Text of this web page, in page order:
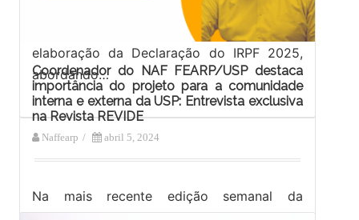
Prof. Alexandre Benassi, que apresentará
orientações técnicas essenciais para a
elaboração da Declaração do IRPF 2025,
abordando…
Coordenador do NAF FEARP/USP destaca
importância do projeto para a comunidade
interna e externa da USP: Entrevista exclusiva
na Revista REVIDE
Naffearp / abril 5, 2024
Na mais recente edição semanal da